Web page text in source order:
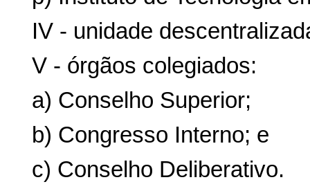
IV - unidade
V - órgãos colegiados:
a) Conselho Superior;
b) Congresso Interno; e
c) Conselho Deliberativo.